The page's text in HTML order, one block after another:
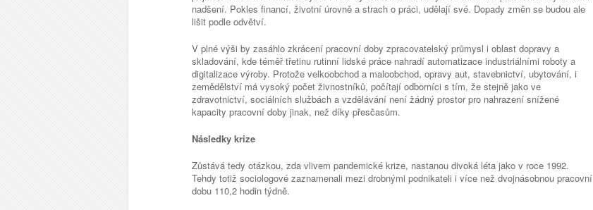
nadšení. Pokles financí, životní úrovně a strach o práci, udělají své. Dopady změn se budou ale
lišit podle odvětví.
V plné výši by zasáhlo zkrácení pracovní doby zpracovatelský průmysl i oblast dopravy a
skladování, kde téměř třetinu rutinní lidské práce nahradí automatizace industriálními roboty a
digitalizace výroby. Protože velkoobchod a maloobchod, opravy aut, stavebnictví, ubytování, i
zemědělství má vysoký počet živnostníků, počítají odborníci s tím, že stejně jako ve
zdravotnictví, sociálních službách a vzdělávání není žádný prostor pro nahrazení snížené
kapacity pracovní doby jinak, než díky přesčasům.
Následky krize
Zůstává tedy otázkou, zda vlivem pandemické krize, nastanou divoká léta jako v roce 1992.
Tehdy totiž sociologové zaznamenali mezi drobnými podnikateli i více než dvojnásobnou pracovní
dobu 110,2 hodin týdně.